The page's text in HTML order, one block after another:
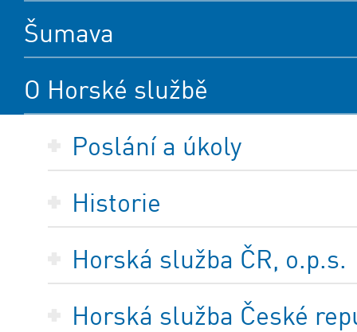
Šumava
O Horské službě
Poslání a úkoly
Historie
Horská služba ČR, o.p.s.
Horská služba České